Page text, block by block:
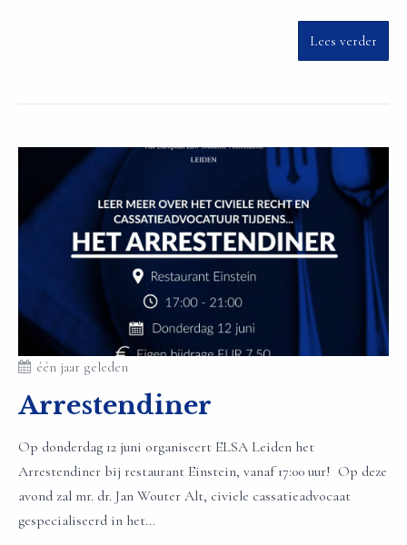
Lees verder
één jaar geleden
Arrestendiner
Op donderdag 12 juni organiseert ELSA Leiden het
Arrestendiner bij restaurant Einstein, vanaf 17:00 uur! Op deze
avond zal mr. dr. Jan Wouter Alt, civiele cassatieadvocaat
gespecialiseerd in het...